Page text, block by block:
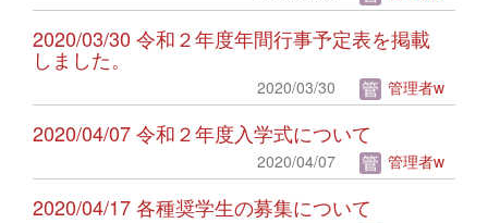
2020/03/30 令和２年度年間行事予定表を掲載
しました。
2020/03/30 管理者w
2020/04/07 令和２年度入学式について
2020/04/07 管理者w
2020/04/17 各種奨学生の募集について